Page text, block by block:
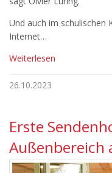
Und auch im schulischen
Internet…
Weiterlesen
26.10.2023
Erste
Außenbereich